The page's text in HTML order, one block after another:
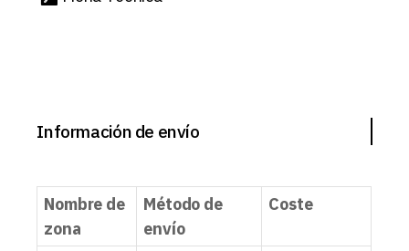
Información de envío
Nombre de
zona
Método de
envío
Coste